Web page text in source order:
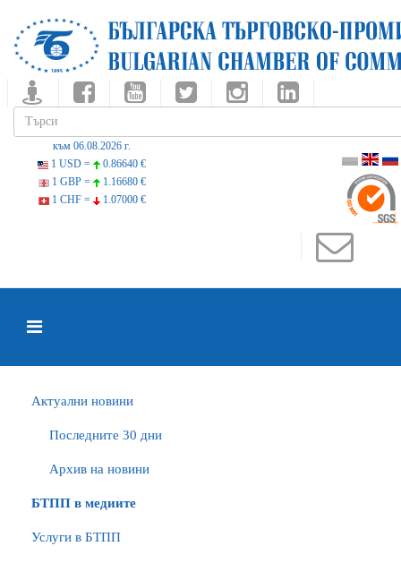
към 06.08.2026 г.
1 USD =
0.86640 €
1 GBP =
1.16680 €
1 CHF =
1.07000 €
Актуални новини
Последните 30 дни
Архив на новини
БTПП в медиите
Услуги в БТПП